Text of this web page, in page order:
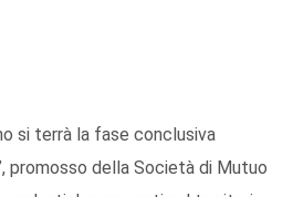
si terrà la fase conclusiva
promosso della Società di Mutuo